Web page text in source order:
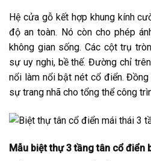
Hệ cửa gỗ kết hợp khung kính
độ an toàn. Nó còn cho phép
không gian sống. Các cột trụ
sự uy nghi, bề thế. Đường chỉ
nổi làm nổi bật nét cổ điển.
sự trang nhã cho tổng thể công
Mẫu biệt thự 3 tầng tân cổ điển